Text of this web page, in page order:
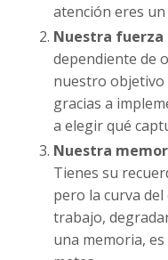
atención eres un
Nuestra fuerza
dependiente de
nuestro objetivo
gracias a
a elegir qué
Nuestra
Tienes su
pero la curva
trabajo,
una memoria,